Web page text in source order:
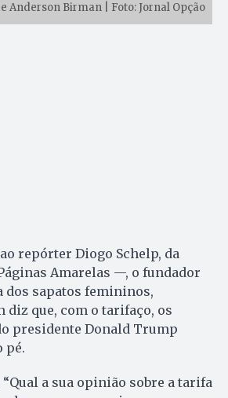
Anderson Birman | Foto: Jornal Opção
repórter Diogo Schelp, da
Amarelas —, o fundador
dos sapatos femininos,
diz que, com o tarifaço, os
presidente Donald Trump
pé.
a sua opinião sobre a tarifa